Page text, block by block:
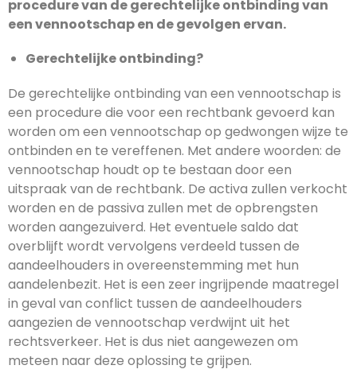
procedure van de gerechtelijke ontbinding van
een vennootschap en de gevolgen ervan.
Gerechtelijke ontbinding?
De gerechtelijke ontbinding van een vennootschap is
een procedure die voor een rechtbank gevoerd kan
worden om een vennootschap op gedwongen wijze te
ontbinden en te vereffenen. Met andere woorden: de
vennootschap houdt op te bestaan door een
uitspraak van de rechtbank. De activa zullen verkocht
worden en de passiva zullen met de opbrengsten
worden aangezuiverd. Het eventuele saldo dat
overblijft wordt vervolgens verdeeld tussen de
aandeelhouders in overeenstemming met hun
aandelenbezit. Het is een zeer ingrijpende maatregel
in geval van conflict tussen de aandeelhouders
aangezien de vennootschap verdwijnt uit het
rechtsverkeer. Het is dus niet aangewezen om
meteen naar deze oplossing te grijpen.